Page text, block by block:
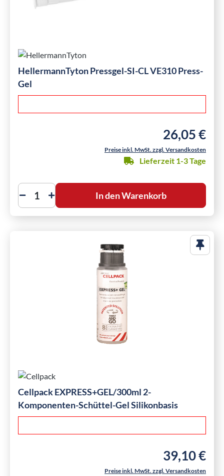
HellermannTyton Pressgel-SI-CL VE310 Press-
Gel
Regulärer
26,05 €
Preise inkl. MwSt. zzgl. Versandkosten
Lieferzeit 1-3 Tage
In den Warenkorb
Cellpack EXPRESS+GEL/300ml 2-
Komponenten-Schüttel-Gel Silikonbasis
Regulärer
39,10 €
Preise inkl. MwSt. zzgl. Versandkosten